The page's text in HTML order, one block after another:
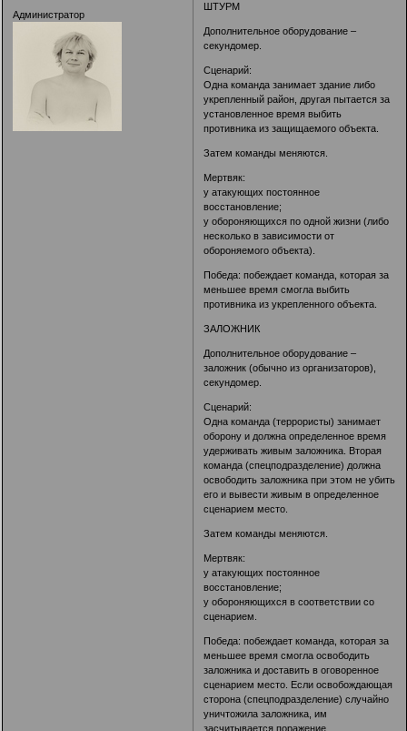
Администратор
ШТУРМ
Дополнительное оборудование –
секундомер.
Сценарий:
Одна команда занимает здание либо
укрепленный район, другая пытается за
установленное время выбить
противника из защищаемого объекта.
Затем команды меняются.
Мертвяк:
у атакующих постоянное
восстановление;
у обороняющихся по одной жизни (либо
несколько в зависимости от
обороняемого объекта).
Победа: побеждает команда, которая за
меньшее время смогла выбить
противника из укрепленного объекта.
ЗАЛОЖНИК
Дополнительное оборудование –
заложник (обычно из организаторов),
секундомер.
Сценарий:
Одна команда (террористы) занимает
оборону и должна определенное время
удерживать живым заложника. Вторая
команда (спецподразделение) должна
освободить заложника при этом не убить
его и вывести живым в определенное
сценарием место.
Затем команды меняются.
Мертвяк:
у атакующих постоянное
восстановление;
у обороняющихся в соответствии со
сценарием.
Победа: побеждает команда, которая за
меньшее время смогла освободить
заложника и доставить в оговоренное
сценарием место. Если освобождающая
сторона (спецподразделение) случайно
уничтожила заложника, им
засчитывается поражение.